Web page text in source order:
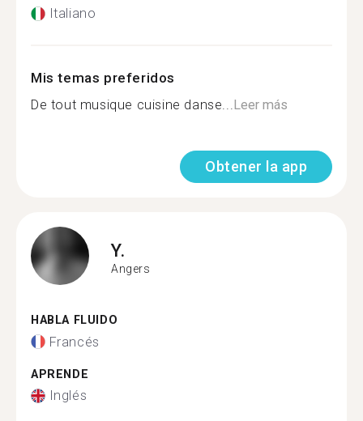
Italiano
Mis temas preferidos
De tout musique cuisine danse...Leer más
Obtener la app
Y.
Angers
HABLA FLUIDO
Francés
APRENDE
Inglés